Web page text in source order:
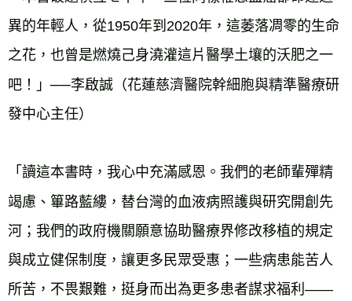
異的年輕人，從1950年到2020年，這萎落凋零的生命
之花，也曾是燃燒己身澆灌這片醫學土壤的沃肥之一
吧！」──李啟誠（花蓮慈濟醫院幹細胞與精準醫療研
發中心主任）
「讀這本書時，我心中充滿感恩。我們的老師輩殫精
竭慮、篳路藍縷，替台灣的血液病照護與研究開創先
河；我們的政府機關願意協助醫療界修改移植的規定
與成立健保制度，讓更多民眾受惠；一些病患能苦人
所苦，不畏艱難，挺身而出為更多患者謀求福利——